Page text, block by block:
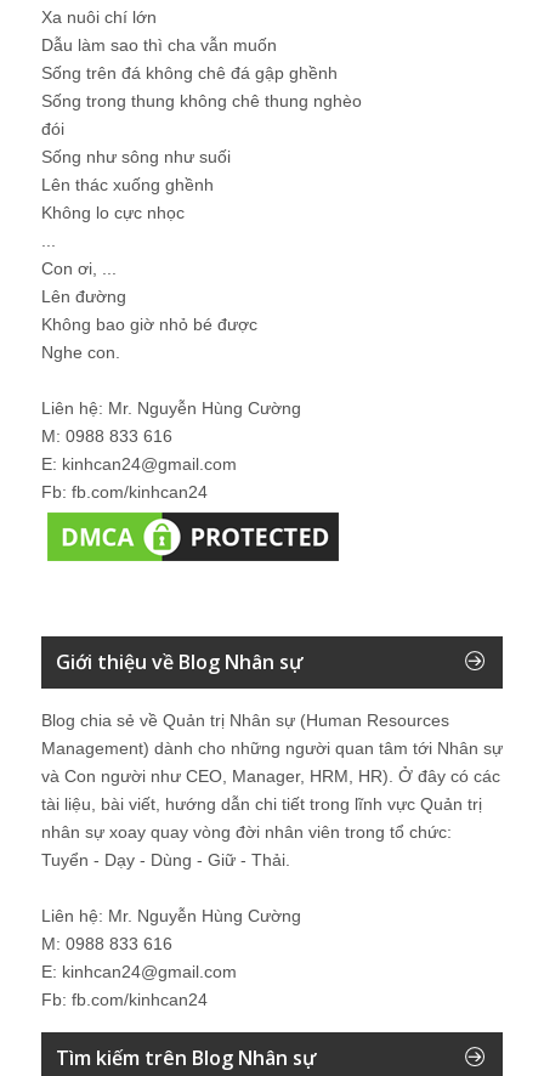
Xa nuôi chí lớn
Dẫu làm sao thì cha vẫn muốn
Sống trên đá không chê đá gập ghềnh
Sống trong thung không chê thung nghèo
đói
Sống như sông như suối
Lên thác xuống ghềnh
Không lo cực nhọc
Con ơi, ...
Lên đường
Không bao giờ nhỏ bé được
Nghe con.
Liên hệ: Mr. Nguyễn Hùng Cường
M: 0988 833 616
E: kinhcan24@gmail.com
Fb: fb.com/kinhcan24
Giới thiệu về Blog Nhân sự
Blog chia sẻ về Quản trị Nhân sự (Human Resources
Management) dành cho những người quan tâm tới Nhân sự
và Con người như CEO, Manager, HRM, HR). Ở đây có các
tài liệu, bài viết, hướng dẫn chi tiết trong lĩnh vực Quản trị
nhân sự xoay quay vòng đời nhân viên trong tổ chức:
Tuyển - Dạy - Dùng - Giữ - Thải.
Liên hệ: Mr. Nguyễn Hùng Cường
M: 0988 833 616
E: kinhcan24@gmail.com
Fb: fb.com/kinhcan24
Tìm kiếm trên Blog Nhân sự